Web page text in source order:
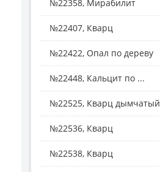
№22358, Мирабилит
№22407, Кварц
№22422, Опал по дереву
№22448, Кальцит по ...
№22525, Кварц дымчатый
№22536, Кварц
№22538, Кварц